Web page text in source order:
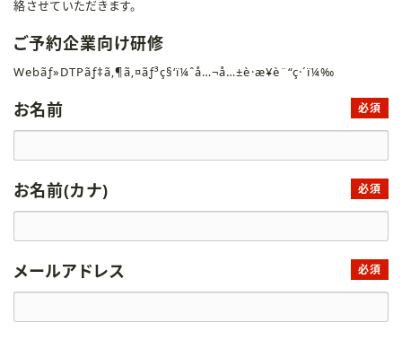
絡させていただきます。
ご予約企業向け研修
Webãƒ»DTPãƒ‡ã‚¶ã‚¤ãƒ³ç§‘ï¼ˆå…¬å…±è·æ¥­è¨“ç·´ï¼‰
お名前 必須
お名前(カナ) 必須
メールアドレス 必須